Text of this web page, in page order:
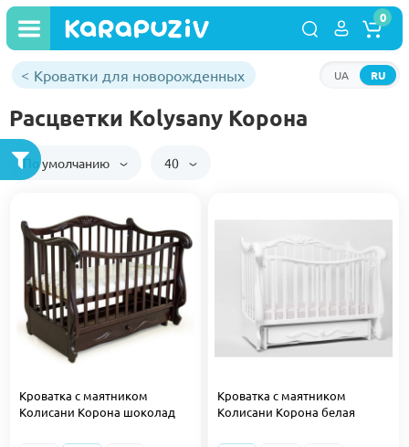
RU
UA
0
Кроватки для новорожденных
Расцветки Kolysany Корона
По умолчанию 40
Кроватка с маятником
Колисани Корона шоколад
Кроватка с маятником
Колисани Корона белая